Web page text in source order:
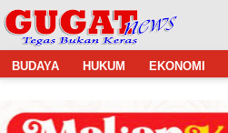
BUDAYA HUKUM EKONOMI